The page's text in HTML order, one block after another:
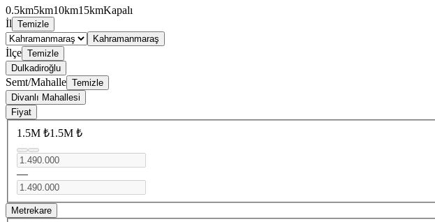
0.5km5km10km15kmKapalı
İl Temizle
Kahramanmaraş
İlçe Temizle
Dulkadiroğlu
Semt/Mahalle Temizle
Divanlı Mahallesi
Fiyat
1.5M ₺1.5M ₺
—
Metrekare